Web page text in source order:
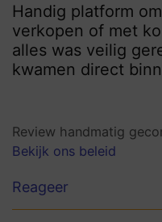
Handig platform
verkopen of met
alles was veilig
kwamen direct
Review handmatig
Bekijk ons beleid
Reageer